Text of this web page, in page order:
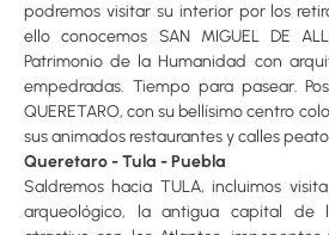
podremos visitar su interior por los
ello conocemos SAN MIGUEL DE
Patrimonio de la Humanidad con
empedradas. Tiempo para pasear.
QUERETARO, con su bellísimo centro
sus animados restaurantes y calles
Queretaro - Tula - Puebla
Saldremos hacia TULA, incluimos
arqueológico, la antigua capital de